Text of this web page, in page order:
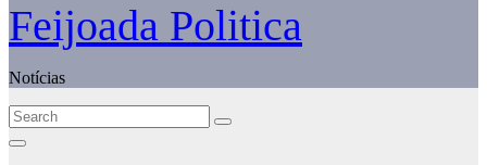
Feijoada Politica
Notícias